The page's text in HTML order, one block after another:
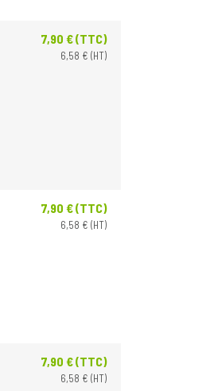
Prix
7,90 € (TTC)
6,58 € (HT)
Prix
7,90 € (TTC)
6,58 € (HT)
Prix
7,90 € (TTC)
6,58 € (HT)